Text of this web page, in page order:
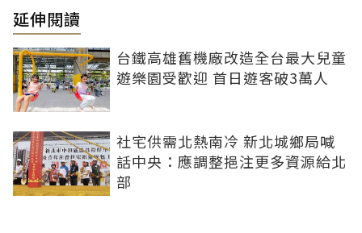
延伸閱讀
台鐵高雄舊機廠改造全台最大兒童
遊樂園受歡迎 首日遊客破3萬人
社宅供需北熱南冷 新北城鄉局喊
話中央：應調整挹注更多資源給北
部